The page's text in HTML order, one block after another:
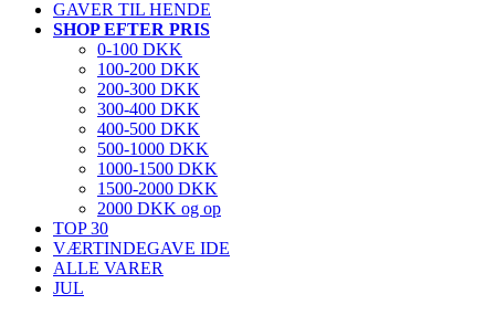
GAVER TIL HENDE
SHOP EFTER PRIS
0-100 DKK
100-200 DKK
200-300 DKK
300-400 DKK
400-500 DKK
500-1000 DKK
1000-1500 DKK
1500-2000 DKK
2000 DKK og op
TOP 30
VÆRTINDEGAVE IDE
ALLE VARER
JUL